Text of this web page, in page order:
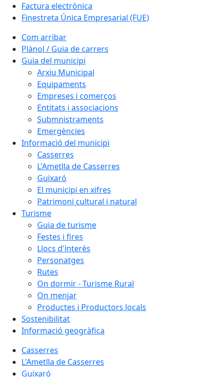
Factura electrònica
Finestreta Única Empresarial (FUE)
Com arribar
Plànol / Guia de carrers
Guia del municipi
Arxiu Municipal
Equipaments
Empreses i comerços
Entitats i associacions
Submnistraments
Emergències
Informació del municipi
Casserres
L'Ametlla de Casserres
Guixaró
El municipi en xifres
Patrimoni cultural i natural
Turisme
Guia de turisme
Festes i fires
Llocs d'interès
Personatges
Rutes
On dormir - Turisme Rural
On menjar
Productes i Productors locals
Sostenibilitat
Informació geogràfica
Casserres
L'Ametlla de Casserres
Guixaró